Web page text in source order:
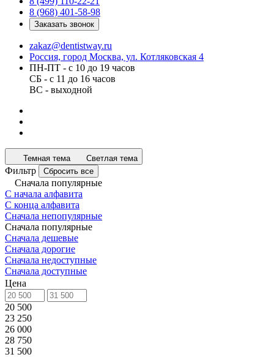
8 (968) 401-58-98
Заказать звонок
zakaz@dentistway.ru
Россия, город Москва, ул. Котляковская 4
ПН-ПТ - с 10 до 19 часов
СБ - с 11 до 16 часов
ВС - выходной
Темная тема Светлая тема
Фильтр Сбросить все
Сначала популярные
С начала алфавита
С конца алфавита
Сначала непопулярные
Сначала популярные
Сначала дешевые
Сначала дорогие
Сначала недоступные
Сначала доступные
Цена
20 500
23 250
26 000
28 750
31 500